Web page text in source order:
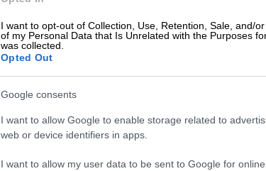
I want to opt-out of Collection, Use, Retention, Sale, and/
of my Personal Data that Is Unrelated with the Purposes
was collected.
Opted Out
Google consents
I want to allow Google to enable storage related to
web or device identifiers in apps.
I want to allow my user data to be sent to Google for
Τουρκία